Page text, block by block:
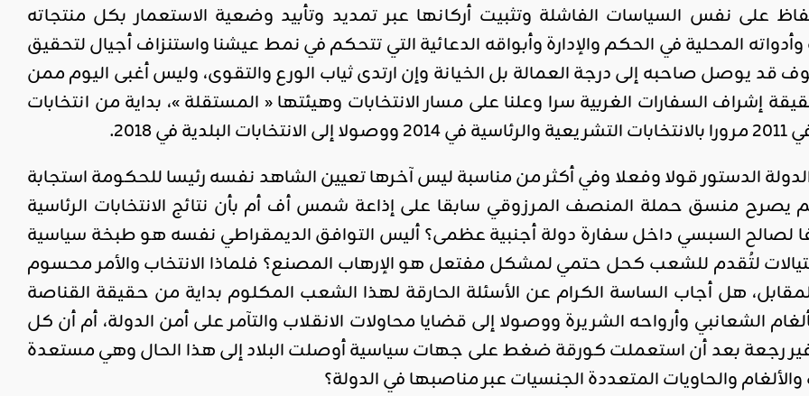
على نفس السياسات الفاشلة وتثبيت أركانها عبر تمديد وتأبيد وضعية الاستعمار بكل منتجاته
المحلية في الحكم والإدارة وأبواقه الدعائية التي تتحكم في نمط عيشنا واستنزاف أجيال لتحقيق
يوصل صاحبه إلى درجة العمالة بل الخيانة وإن ارتدى ثياب الورع والتقوى، وليس أغبى اليوم ممن
إشراف السفارات الغربية سرا وعلنا على مسار الانتخابات وهيئتها « المستقلة »، بداية من انتخابات
في 2018.
الدستور قولا وفعلا وفي أكثر من مناسبة ليس آخرها تعيين الشاهد نفسه رئيسا للحكومة استجابة
يصرح منسق حملة المنصف المرزوقي سابقا على إذاعة شمس أف أم بأن نتائج الانتخابات الرئاسية
السبسي داخل سفارة دولة أجنبية عظمى؟ أليس التوافق الديمقراطي نفسه هو طبخة سياسية
لتُقدم للشعب كحل حتمي لمشكل مفتعل هو الإرهاب المصنع؟ فلماذا الانتخاب والأمر محسوم
هل أجاب الساسة الكرام عن الأسئلة الحارقة لهذا الشعب المكلوم بداية من حقيقة القناصة
الشعانبي وأرواحه الشريرة ووصولا إلى قضايا محاولات الانقلاب والتآمر على أمن الدولة، أم أن كل
رجعة بعد أن استعملت كورقة ضغط على جهات سياسية أوصلت البلاد إلى هذا الحال وهي مستعدة
والألغام والحاويات المتعددة الجنسيات عبر مناصبها في الدولة؟